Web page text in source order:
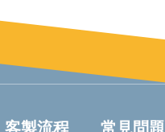
客製流程 常見問題